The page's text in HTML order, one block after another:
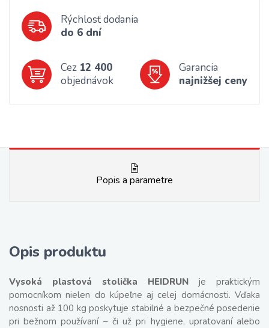
Rýchlosť dodania
do 6 dní
Cez 12 400
objednávok
Garancia
najnižšej ceny
Popis a parametre
Opis produktu
Vysoká plastová stolička HEIDRUN je praktickým
pomocníkom nielen do kúpeľne aj celej domácnosti. Vďaka
nosnosti až 100 kg poskytuje stabilné a bezpečné posedenie
pri bežnom používaní – či už pri hygiene, upratovaní alebo